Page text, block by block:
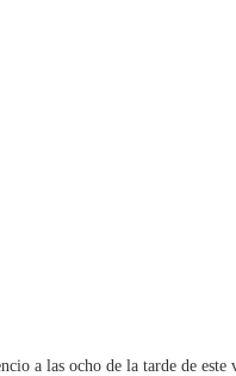
a las ocho de la tarde de